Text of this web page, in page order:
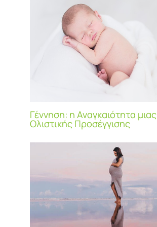
Γέννηση: η Αναγκαιότητα μιας
Ολιστικής Προσέγγισης